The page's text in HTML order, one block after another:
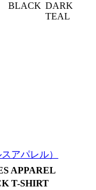
BLACK DARK
TEAL
アパレル）
APPAREL
T-SHIRT